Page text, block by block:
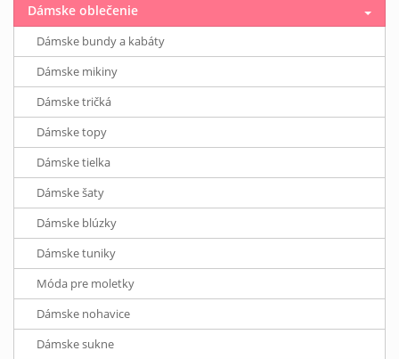
Dámske oblečenie
Dámske bundy a kabáty
Dámske mikiny
Dámske tričká
Dámske topy
Dámske tielka
Dámske šaty
Dámske blúzky
Dámske tuniky
Móda pre moletky
Dámske nohavice
Dámske sukne